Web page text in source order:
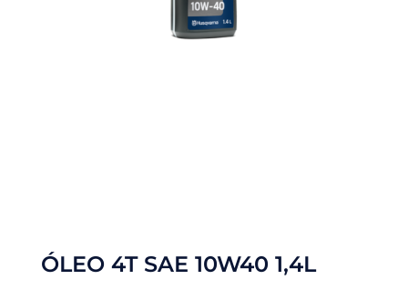
ÓLEO 4T SAE 10W40 1,4L